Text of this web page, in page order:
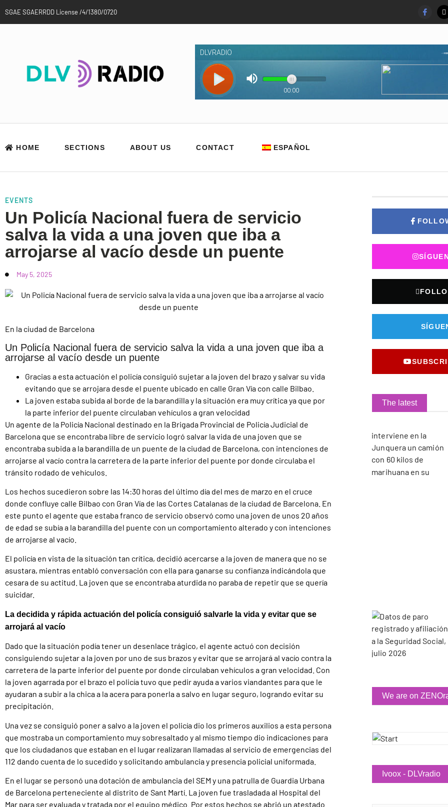
SGAE SGAERRDD License /4/1380/0720
HOME SECTIONS ABOUT US CONTACT ESPAÑOL
EVENTS
Un Policía Nacional fuera de servicio
salva la vida a una joven que iba a
arrojarse al vacío desde un puente
May 5, 2025
En la ciudad de Barcelona
Un Policía Nacional fuera de servicio salva la vida a una joven que iba a
arrojarse al vacío desde un puente
Gracias a esta actuación el policía consiguió sujetar a la joven del brazo y salvar su vida
evitando que se arrojara desde el puente ubicado en calle Gran Vía con calle Bilbao.
La joven estaba subida al borde de la barandilla y la situación era muy crítica ya que por
la parte inferior del puente circulaban vehículos a gran velocidad
Un agente de la Policía Nacional destinado en la Brigada Provincial de Policía Judicial de
Barcelona que se encontraba libre de servicio logró salvar la vida de una joven que se
encontraba subida a la barandilla de un puente de la ciudad de Barcelona, con intenciones de
arrojarse al vacío contra la carretera de la parte inferior del puente por donde circulaba el
tránsito rodado de vehículos.
Los hechos sucedieron sobre las 14:30 horas del último día del mes de marzo en el cruce
donde confluye calle Bilbao con Gran Vía de las Cortes Catalanas de la ciudad de Barcelona. En
este punto el agente que estaba franco de servicio observó como una joven de unos 20 años
de edad se subía a la barandilla del puente con un comportamiento alterado y con intenciones
de arrojarse al vacío.
El policía en vista de la situación tan crítica, decidió acercarse a la joven de manera que no se
asustara, mientras entabló conversación con ella para ganarse su confianza indicándola que
cesara de su actitud. La joven que se encontraba aturdida no paraba de repetir que se quería
suicidar.
La decidida y rápida actuación del policía consiguió salvarle la vida y evitar que se
arrojará al vacío
Dado que la situación podía tener un desenlace trágico, el agente actuó con decisión
consiguiendo sujetar a la joven por uno de sus brazos y evitar que se arrojará al vacío contra la
carretera de la parte inferior del puente por donde circulaban vehículos a gran velocidad. Con
la joven agarrada por el brazo el policía tuvo que pedir ayuda a varios viandantes para que le
ayudaran a subir a la chica a la acera para ponerla a salvo en lugar seguro, logrando evitar su
precipitación.
Una vez se consiguió poner a salvo a la joven el policía dio los primeros auxilios a esta persona
que mostraba un comportamiento muy sobresaltado y al mismo tiempo dio indicaciones para
que los ciudadanos que estaban en el lugar realizaran llamadas al servicio de emergencias del
112 dando cuenta de lo sucedido y solicitando ambulancia y presencia policial uniformada.
En el lugar se personó una dotación de ambulancia del SEM y una patrulla de Guardia Urbana
de Barcelona perteneciente al distrito de Sant Martí. La joven fue trasladada al Hospital del
Mar para ser evaluada y tratada por el equipo médico. Por estos hechos se abrió un atestado
The latest
We are on
Ivoox - DLVradio